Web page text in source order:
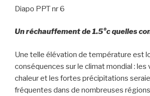
Diapo PPT nr 6
Un réchauffement de 1.5°c quelles
Une telle élévation de température est
conséquences sur le climat mondial : les
chaleur et les fortes précipitations
fréquentes dans de nombreuses